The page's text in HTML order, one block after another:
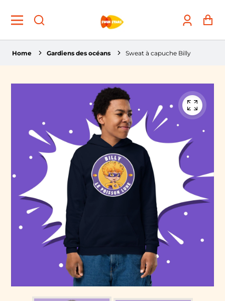
Account
Home Gardiens des océans Sweat à capuche Billy